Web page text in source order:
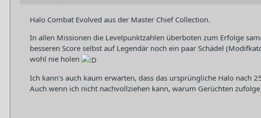
Halo Combat Evolved aus der Master Chief Collection.
In allen Missionen die Levelpunktzahlen überboten zum Erfolge
besseren Score selbst auf Legendär noch ein paar Schädel
wohl nie holen
Ich kann's auch kaum erwarten, dass das ursprüngliche Halo nach
Auch wenn ich nicht nachvollziehen kann, warum Gerüchten